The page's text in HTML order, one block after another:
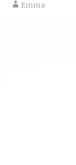
Emma